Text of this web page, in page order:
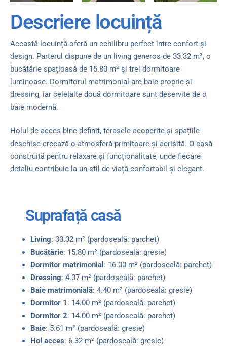
Descriere locuință
Această locuință oferă un echilibru perfect între confort și
design. Parterul dispune de un living generos de 33.32 m², o
bucătărie spațioasă de 15.80 m² și trei dormitoare
luminoase. Dormitorul matrimonial are baie proprie și
dressing, iar celelalte două dormitoare sunt deservite de o
baie modernă.
Holul de acces bine definit, terasele acoperite și spațiile
deschise creează o atmosferă primitoare și aerisită. O casă
construită pentru relaxare și funcționalitate, unde fiecare
detaliu contribuie la un stil de viață confortabil și elegant.
Suprafață casă
Living: 33.32 m² (pardoseală: parchet)
Bucătărie: 15.80 m² (pardoseală: gresie)
Dormitor matrimonial : 16.00 m² (pardoseală: parchet)
Dressing: 4.07 m² (pardoseală: parchet)
Baie matrimonială: 4.40 m² (pardoseală: gresie)
Dormitor 1 : 14.00 m² (pardoseală: parchet)
Dormitor 2: 14.00 m² (pardoseală: parchet)
Baie: 5.61 m² (pardoseală: gresie)
Hol acces: 6.32 m² (pardoseală: gresie)